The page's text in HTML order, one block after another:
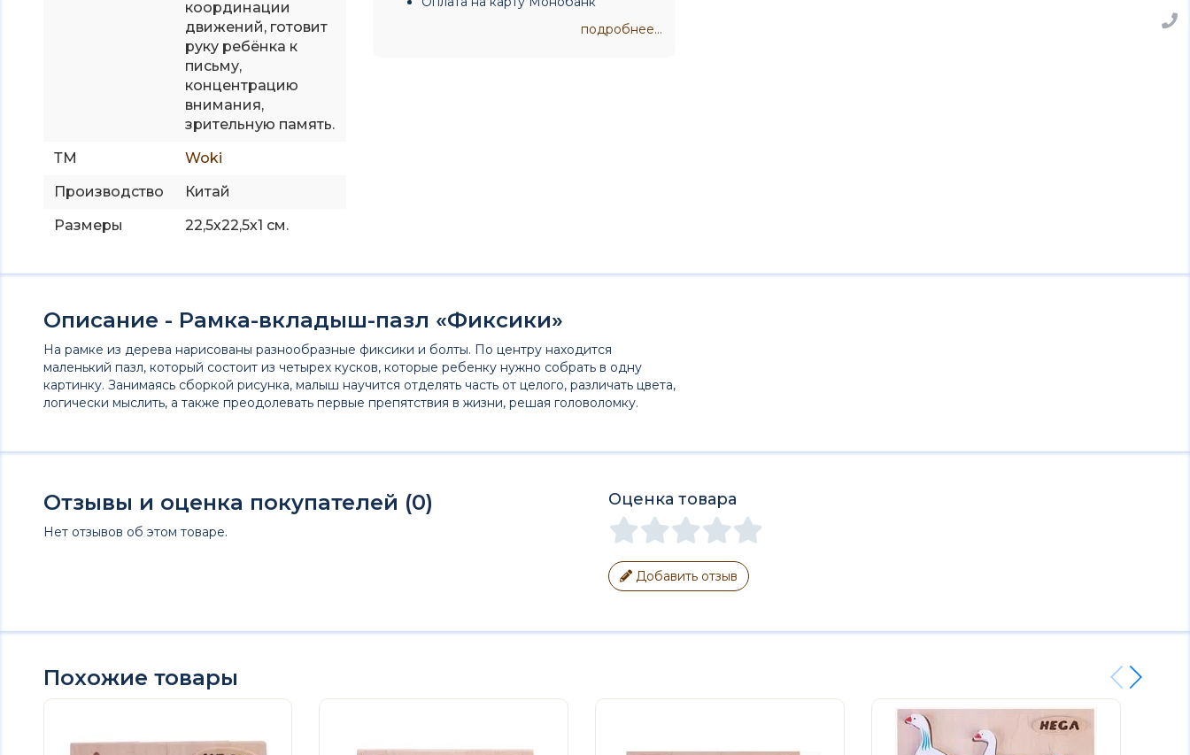
координации
движений, готовит
руку ребёнка к
письму,
концентрацию
внимания,
зрительную память.
ТМ
Woki
Производство
Китай
Размеры
22,5х22,5х1 см.
подробнее...
Описание - Рамка-вкладыш-пазл «Фиксики»
На рамке из дерева нарисованы разнообразные фиксики и болты. По центру находится
маленький пазл, который состоит из четырех кусков, которые ребенку нужно собрать в одну
картинку. Занимаясь сборкой рисунка, малыш научится отделять часть от целого, различать цвета,
логически мыслить, а также преодолевать первые препятствия в жизни, решая головоломку.
Отзывы и оценка покупателей (0)
Нет отзывов об этом товаре.
Оценка товара
Добавить отзыв
Похожие товары